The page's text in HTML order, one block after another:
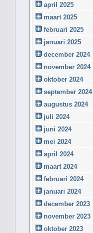
april 2025
maart 2025
februari 2025
januari 2025
december 2024
november 2024
oktober 2024
september 2024
augustus 2024
juli 2024
juni 2024
mei 2024
april 2024
maart 2024
februari 2024
januari 2024
december 2023
november 2023
oktober 2023